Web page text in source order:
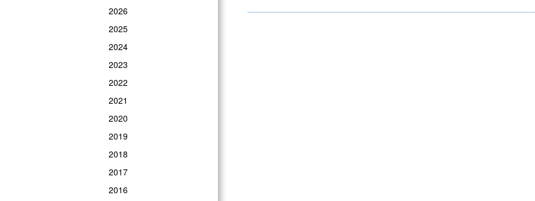
2026
2025
2024
2023
2022
2021
2020
2019
2018
2017
2016